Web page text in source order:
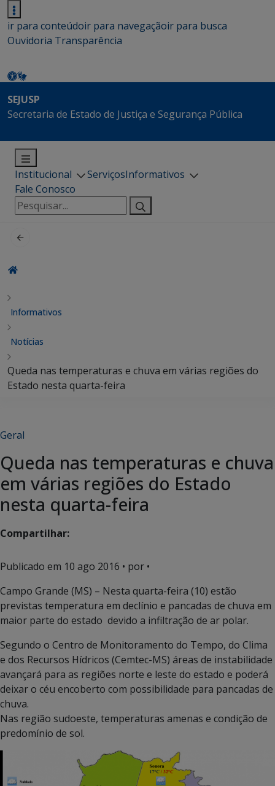
ir para conteúdoir para navegaçãoir para busca
Ouvidoria Transparência
SEJUSP
Secretaria de Estado de Justiça e Segurança Pública
Institucional ServiçosInformativos
Fale Conosco
Pesquisar
por:
Informativos
Notícias
Queda nas temperaturas e chuva em várias regiões do
Estado nesta quarta-feira
Geral
Queda nas temperaturas e chuva
em várias regiões do Estado
nesta quarta-feira
Compartilhar:
Publicado em 10 ago 2016 • por •
Campo Grande (MS) – Nesta quarta-feira (10) estão
previstas temperatura em declínio e pancadas de chuva em
maior parte do estado devido a infiltração de ar polar.
Segundo o Centro de Monitoramento do Tempo, do Clima
e dos Recursos Hídricos (Cemtec-MS) áreas de instabilidade
avançará para as regiões norte e leste do estado e poderá
deixar o céu encoberto com possibilidade para pancadas de
chuva.
Nas região sudoeste, temperaturas amenas e condição de
predomínio de sol.